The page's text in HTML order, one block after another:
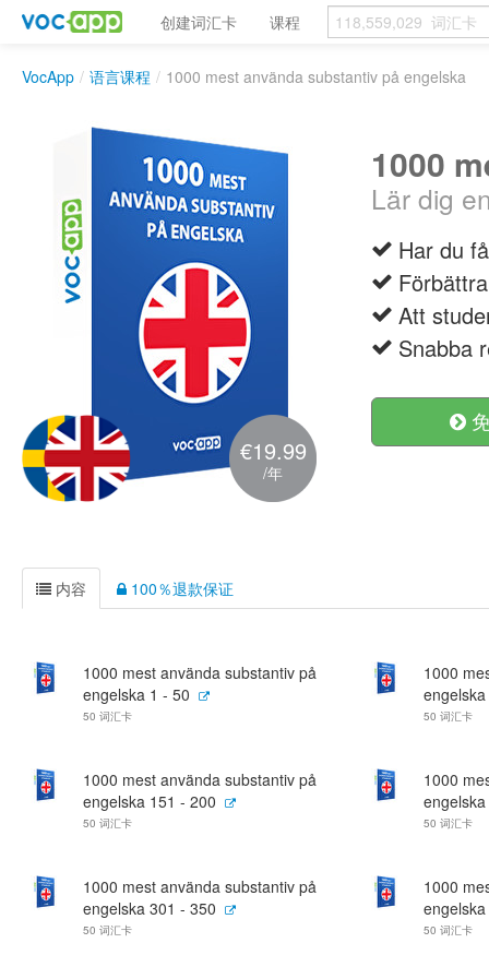
创建词汇卡 课程
VocApp / 语言课程 / 1000 mest använda substantiv på engelska
€19.99
/年
1000
Lär dig
Har du
Att
Snabba
内容 100％退款保证
1000 mest använda substantiv på
engelska 1 - 50
50 词汇卡
1000
50 词汇卡
1000 mest använda substantiv på
engelska 151 - 200
50 词汇卡
1000
50 词汇卡
1000 mest använda substantiv på
engelska 301 - 350
50 词汇卡
1000
50 词汇卡